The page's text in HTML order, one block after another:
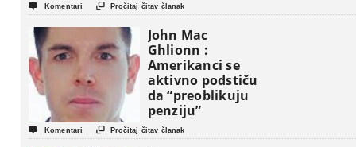
 Komentari  Pročitaj čitav članak
John Mac
Ghlionn :
Amerikanci se
aktivno podstiču
da “preoblikuju
penziju”
 Komentari  Pročitaj čitav članak